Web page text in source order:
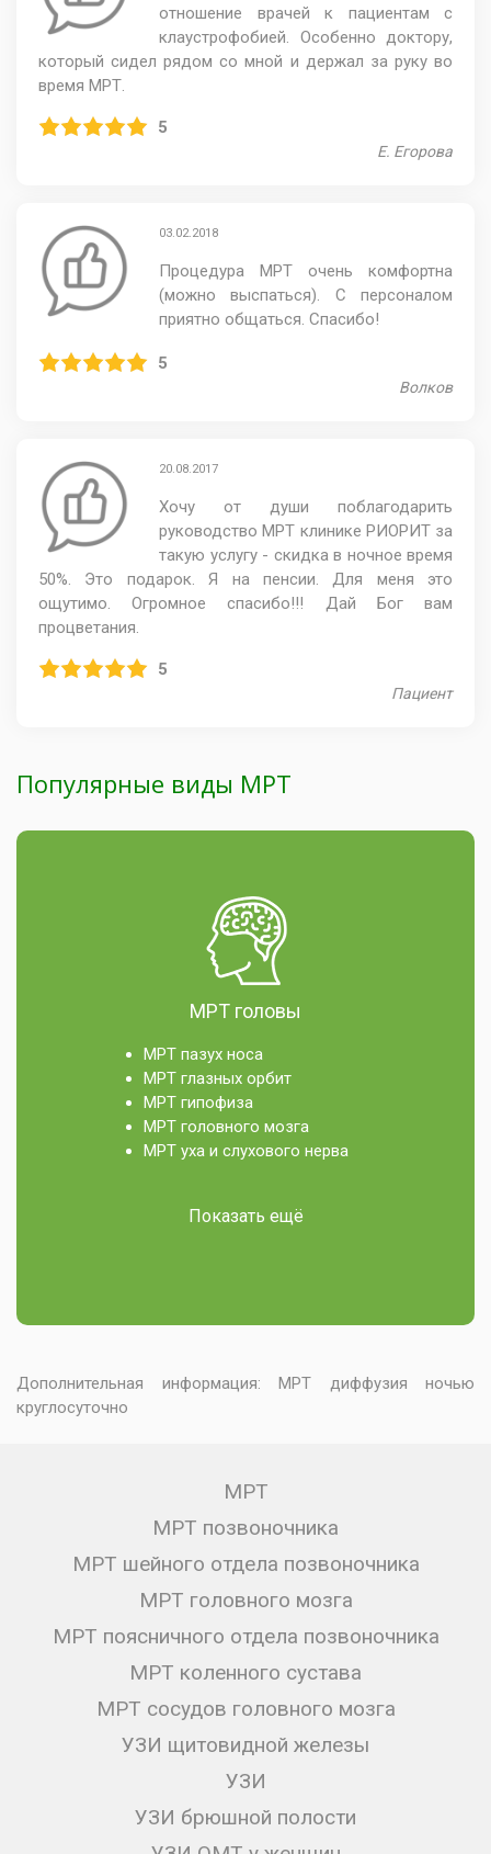
отношение врачей к пациентам с
клаустрофобией. Особенно доктору,
который сидел рядом со мной и держал за руку во
время МРТ.
5
Е. Егорова
03.02.2018
Процедура МРТ очень комфортна
(можно выспаться). С персоналом
приятно общаться. Спасибо!
5
Волков
20.08.2017
Хочу от души поблагодарить
руководство МРТ клинике РИОРИТ за
такую услугу - скидка в ночное время
50%. Это подарок. Я на пенсии. Для меня это
ощутимо. Огромное спасибо!!! Дай Бог вам
процветания.
5
Пациент
Популярные виды МРТ
МРТ головы
МРТ пазух носа
МРТ глазных орбит
МРТ гипофиза
МРТ головного мозга
МРТ уха и слухового нерва
Показать ещё
Дополнительная информация: МРТ диффузия ночью
круглосуточно
МРТ
МРТ позвоночника
МРТ шейного отдела позвоночника
МРТ головного мозга
МРТ поясничного отдела позвоночника
МРТ коленного сустава
МРТ сосудов головного мозга
УЗИ щитовидной железы
УЗИ
УЗИ брюшной полости